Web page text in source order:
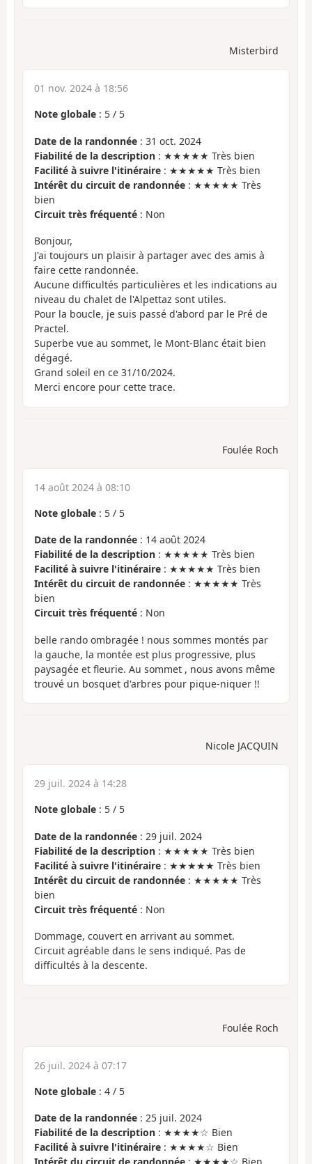
Misterbird
01 nov. 2024 à 18:56
Note globale : 5 / 5
Date de la randonnée : 31 oct. 2024
Fiabilité de la description : ★★★★★ Très bien
Facilité à suivre l'itinéraire : ★★★★★ Très bien
Intérêt du circuit de randonnée : ★★★★★ Très
bien
Circuit très fréquenté : Non
Bonjour,
J'ai toujours un plaisir à partager avec des amis à
faire cette randonnée.
Aucune difficultés particulières et les indications au
niveau du chalet de l'Alpettaz sont utiles.
Pour la boucle, je suis passé d'abord par le Pré de
Practel.
Superbe vue au sommet, le Mont-Blanc était bien
dégagé.
Grand soleil en ce 31/10/2024.
Merci encore pour cette trace.
Foulée Roch
14 août 2024 à 08:10
Note globale : 5 / 5
Date de la randonnée : 14 août 2024
Fiabilité de la description : ★★★★★ Très bien
Facilité à suivre l'itinéraire : ★★★★★ Très bien
Intérêt du circuit de randonnée : ★★★★★ Très
bien
Circuit très fréquenté : Non
belle rando ombragée ! nous sommes montés par
la gauche, la montée est plus progressive, plus
paysagée et fleurie. Au sommet , nous avons même
trouvé un bosquet d'arbres pour pique-niquer !!
Nicole JACQUIN
29 juil. 2024 à 14:28
Note globale : 5 / 5
Date de la randonnée : 29 juil. 2024
Fiabilité de la description : ★★★★★ Très bien
Facilité à suivre l'itinéraire : ★★★★★ Très bien
Intérêt du circuit de randonnée : ★★★★★ Très
bien
Circuit très fréquenté : Non
Dommage, couvert en arrivant au sommet.
Circuit agréable dans le sens indiqué. Pas de
difficultés à la descente.
Foulée Roch
26 juil. 2024 à 07:17
Note globale : 4 / 5
Date de la randonnée : 25 juil. 2024
Fiabilité de la description : ★★★★☆ Bien
Facilité à suivre l'itinéraire : ★★★★☆ Bien